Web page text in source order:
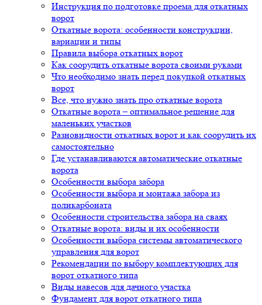
Инструкция по подготовке проема для откатных
ворот
Откатные ворота: особенности конструкции,
вариации и типы
Правила выбора откатных ворот
Как соорудить откатные ворота своими руками
Что необходимо знать перед покупкой откатных
ворот
Все, что нужно знать про откатные ворота
Откатные ворота – оптимальное решение для
маленьких участков
Разновидности откатных ворот и как соорудить их
самостоятельно
Где устанавливаются автоматические откатные
ворота
Особенности выбора забора
Особенности выбора и монтажа забора из
поликарбоната
Особенности строительства забора на сваях
Откатные ворота: виды и их особенности
Особенности выбора системы автоматического
управления для ворот
Рекомендации по выбору комплектующих для
ворот откатного типа
Виды навесов для дачного участка
Фундамент для ворот откатного типа